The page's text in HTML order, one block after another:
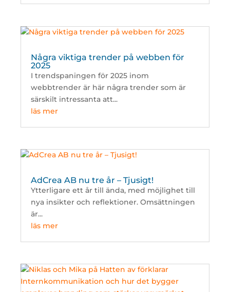
Några viktiga trender på webben för
2025
I trendspaningen för 2025 inom
webbtrender är här några trender som är
särskilt intressanta att...
läs mer
AdCrea AB nu tre år – Tjusigt!
Ytterligare ett år till ända, med möjlighet till
nya insikter och reflektioner. Omsättningen
är...
läs mer